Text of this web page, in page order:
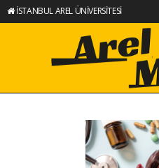
İSTANBUL AREL ÜNİVERSİTESİ